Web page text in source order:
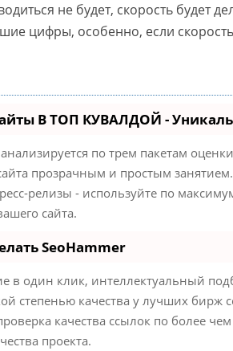
не будет, скорость будет
цифры, особенно, если
В ТОП КУВАЛДОЙ -
по трем пакетам
прозрачным и простым
релизы - используйте по
сайта.
SeoHammer
в один клик, интеллектуальный
степенью качества у лучших бирж
качества ссылок по более
проекта.